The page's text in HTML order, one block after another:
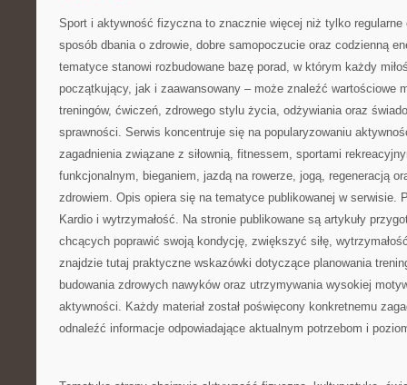
Sport i aktywność fizyczna to znacznie więcej niż tylko
sposób dbania o zdrowie, dobre samopoczucie oraz codzienną
tematyce stanowi rozbudowane bazę porad, w którym każdy
początkujący, jak i zaawansowany – może znaleźć wartościowe
treningów, ćwiczeń, zdrowego stylu życia, odżywiania oraz
sprawności. Serwis koncentruje się na popularyzowaniu
zagadnienia związane z siłownią, fitnessem, sportami
funkcjonalnym, bieganiem, jazdą na rowerze, jogą, regeneracją
zdrowiem. Opis opiera się na tematyce publikowanej w serwisie.
Kardio i wytrzymałość. Na stronie publikowane są artykuły
chcących poprawić swoją kondycję, zwiększyć siłę,
znajdzie tutaj praktyczne wskazówki dotyczące planowania
budowania zdrowych nawyków oraz utrzymywania wysokiej
aktywności. Każdy materiał został poświęcony konkretnemu
odnaleźć informacje odpowiadające aktualnym potrzebom i